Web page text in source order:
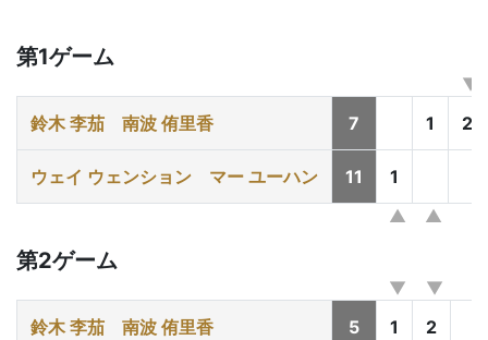
第1ゲーム
鈴木 李茄 南波 侑里香 7 1 2
ウェイ ウェンション マー ユーハン 11 1
第2ゲーム
鈴木 李茄 南波 侑里香 5 1 2